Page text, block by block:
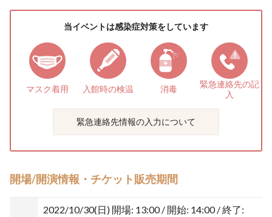
当イベントは感染症対策をしています
マスク着用 入館時の検温 消毒 緊急連絡先の記
入
緊急連絡先情報の入力について
開場/開演情報・チケット販売期間
2022/10/30(日) 開場: 13:00 / 開始: 14:00 / 終了: